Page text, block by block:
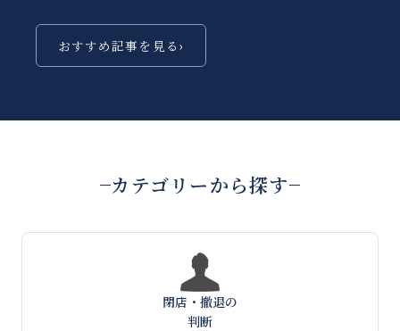
おすすめ記事を見る ›
カテゴリーから探す
閉店・撤退の
判断